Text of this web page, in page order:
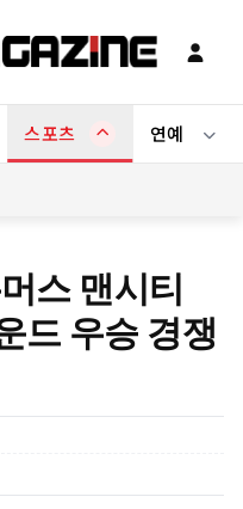
스포츠 연예
스 맨시티
드 우승 경쟁